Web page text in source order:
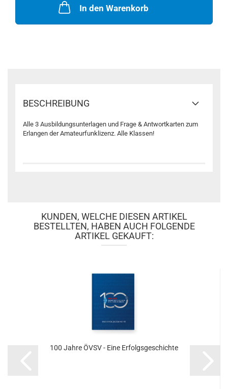
In den Warenkorb
BESCHREIBUNG
Alle 3 Ausbildungsunterlagen und Frage & Antwortkarten zum
Erlangen der Amateurfunklizenz. Alle Klassen!
KUNDEN, WELCHE DIESEN ARTIKEL
BESTELLTEN, HABEN AUCH FOLGENDE
ARTIKEL GEKAUFT:
100 Jahre ÖVSV - Eine Erfolgsgeschichte